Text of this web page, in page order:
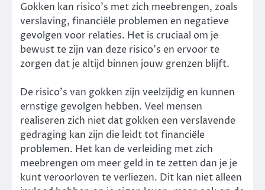
Gokken kan risico’s met zich meebrengen, zoals
verslaving, financiële problemen en negatieve
gevolgen voor relaties. Het is cruciaal om je
bewust te zijn van deze risico’s en ervoor te
zorgen dat je altijd binnen jouw grenzen blijft.
De risico’s van gokken zijn veelzijdig en kunnen
ernstige gevolgen hebben. Veel mensen
realiseren zich niet dat gokken een verslavende
gedraging kan zijn die leidt tot financiële
problemen. Het kan de verleiding met zich
meebrengen om meer geld in te zetten dan je je
kunt veroorloven te verliezen. Dit kan niet alleen